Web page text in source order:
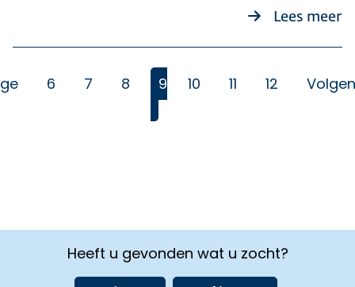
Lees meer
6 7 8
9
(Huidige)
10 11 12
Heeft u gevonden wat u zocht?